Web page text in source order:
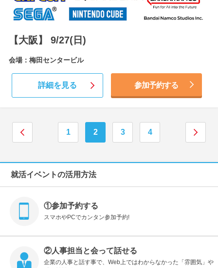
【大阪】 9/27(日)
会場：梅田センタービル
詳細を見る 参加予約する
1 2 3 4
就活イベントの活用方法
①参加予約する
スマホやPCでカンタン参加予約!
②人事担当と会って話せる
企業の人事と話す事で、Web上ではわからなかった「雰囲気」や